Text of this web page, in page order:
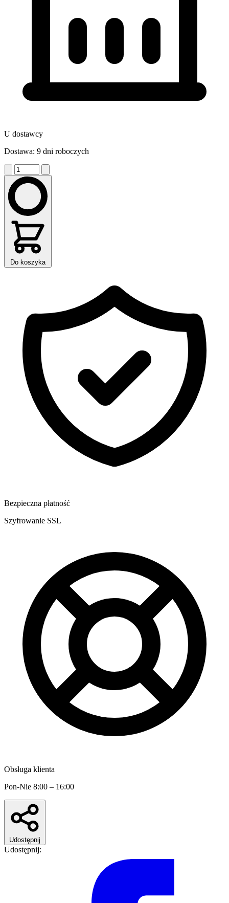
U dostawcy
Dostawa: 9 dni roboczych
Do koszyka
Bezpieczna płatność
Szyfrowanie SSL
Obsługa klienta
Pon-Nie 8:00 – 16:00
Udostępnij
Udostępnij: